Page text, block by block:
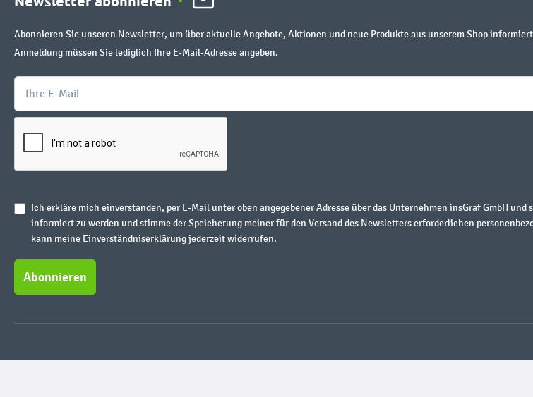
Abonnieren Sie unseren Newsletter, um über aktuelle Angebote, Aktionen und neue Produkte aus unserem Shop
Anmeldung müssen Sie lediglich Ihre E-Mail-Adresse angeben.
Ich erkläre mich einverstanden, per E-Mail unter oben angegebener Adresse über das Unternehmen insGraf GmbH und
informiert zu werden und stimme der Speicherung meiner für den Versand des Newsletters erforderlichen
kann meine Einverständniserklärung jederzeit widerrufen.
Abonnieren